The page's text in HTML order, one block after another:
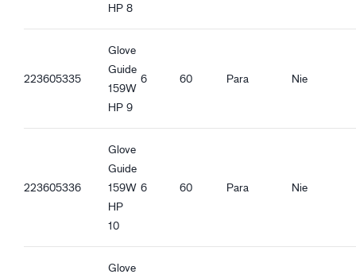
HP 8
223605335
Glove
Guide
159W
HP 9
6 60 Para Nie
223605336
Glove
Guide
159W
HP
10
6 60 Para Nie
Glove